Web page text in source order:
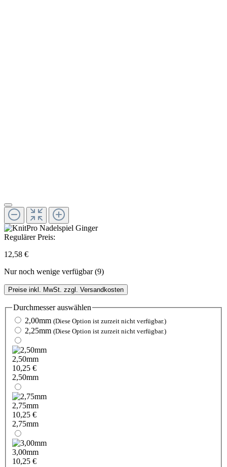
Regulärer Preis:
12,58 €
Nur noch wenige verfügbar (9)
Preise inkl. MwSt. zzgl. Versandkosten
Durchmesserauswählen
2,00mm (Diese Option ist zurzeit nicht verfügbar.)
2,25mm (Diese Option ist zurzeit nicht verfügbar.)
2,50mm
10,25 €
2,50mm
2,75mm
10,25 €
2,75mm
3,00mm
10,25 €